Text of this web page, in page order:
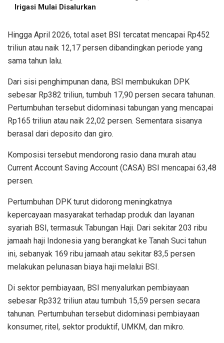
Irigasi Mulai Disalurkan
Hingga April 2026, total aset BSI tercatat mencapai Rp452
triliun atau naik 12,17 persen dibandingkan periode yang
sama tahun lalu.
Dari sisi penghimpunan dana, BSI membukukan DPK
sebesar Rp382 triliun, tumbuh 17,90 persen secara tahunan.
Pertumbuhan tersebut didominasi tabungan yang mencapai
Rp165 triliun atau naik 22,02 persen. Sementara sisanya
berasal dari deposito dan giro.
Komposisi tersebut mendorong rasio dana murah atau
Current Account Saving Account (CASA) BSI mencapai 63,48
persen.
Pertumbuhan DPK turut didorong meningkatnya
kepercayaan masyarakat terhadap produk dan layanan
syariah BSI, termasuk Tabungan Haji. Dari sekitar 203 ribu
jamaah haji Indonesia yang berangkat ke Tanah Suci tahun
ini, sebanyak 169 ribu jamaah atau sekitar 83,5 persen
melakukan pelunasan biaya haji melalui BSI.
Di sektor pembiayaan, BSI menyalurkan pembiayaan
sebesar Rp332 triliun atau tumbuh 15,59 persen secara
tahunan. Pertumbuhan tersebut didominasi pembiayaan
konsumer, ritel, sektor produktif, UMKM, dan mikro.